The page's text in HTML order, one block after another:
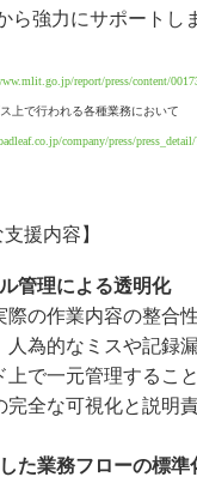
ら強力にサポートし
report/press/content/
上で行われる各種業務において
company/press/
援内容】
管理による透明化
際の作業内容の整合
為的なミスや記録
で一元管理するこ
全な可視化と説明
た業務フローの標準